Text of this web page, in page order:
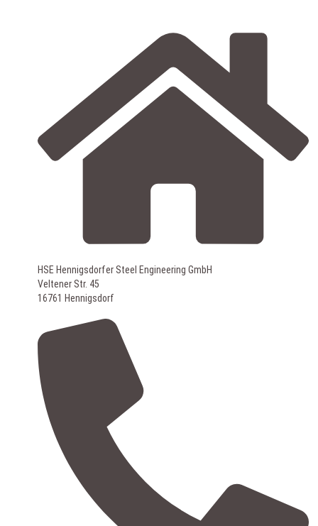
HSE Hennigsdorfer Steel Engineering GmbH
Veltener Str. 45
16761 Hennigsdorf